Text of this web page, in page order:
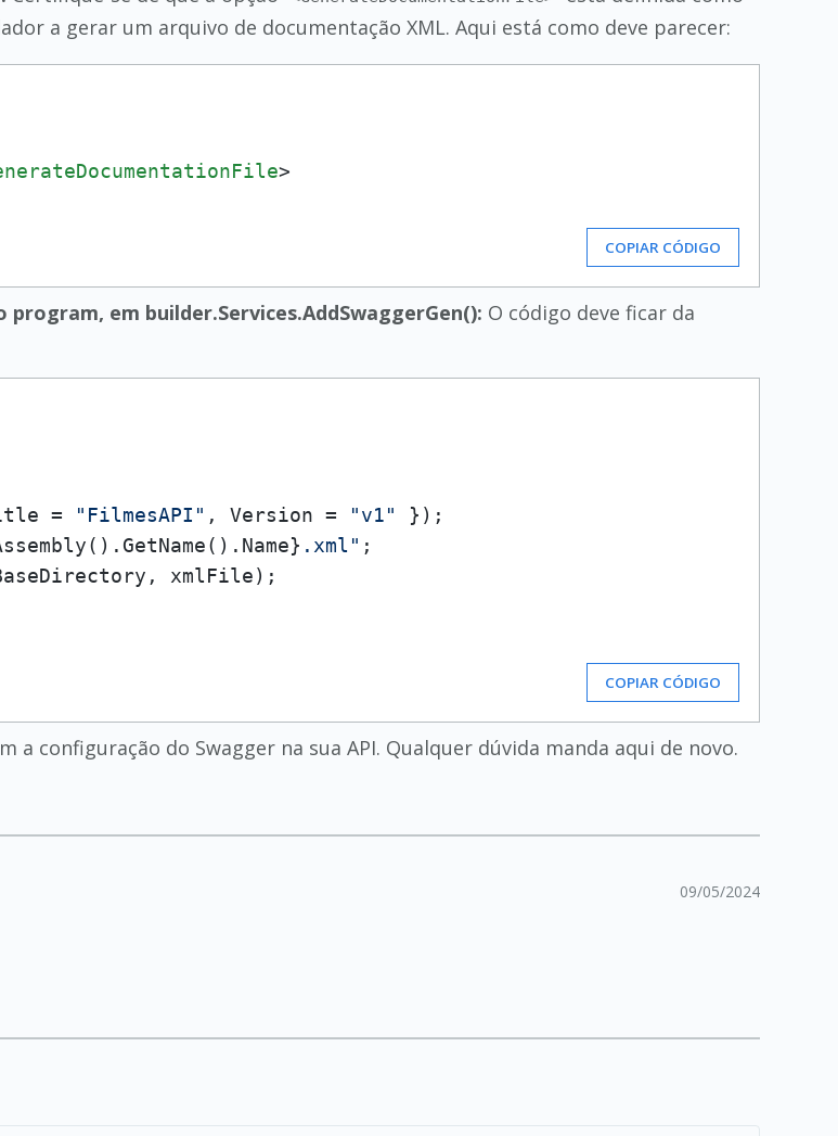
a gerar um arquivo de documentação XML. Aqui está como deve parecer:
>
COPIAR CÓDIGO
em builder.Services.AddSwaggerGen(): O código deve ficar da
= "FilmesAPI" , Version = "v1"
});
.xml" ;
xmlFile);
COPIAR CÓDIGO
a configuração do Swagger na sua API. Qualquer dúvida manda aqui de novo.
09/05/2024